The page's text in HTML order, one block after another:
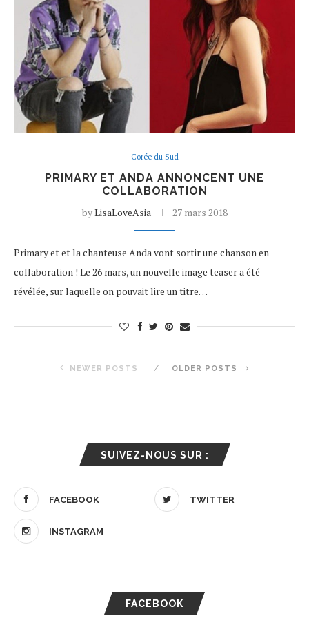
Corée du Sud
PRIMARY ET ANDA ANNONCENT UNE
COLLABORATION
byLisaLoveAsia 27 mars 2018
Primary et et la chanteuse Anda vont sortir une chanson en
collaboration ! Le 26 mars, un nouvelle image teaser a été
révélée, sur laquelle on pouvait lire un titre…
NEWER POSTS OLDER POSTS
SUIVEZ-NOUS SUR :
FACEBOOK TWITTER
INSTAGRAM
FACEBOOK